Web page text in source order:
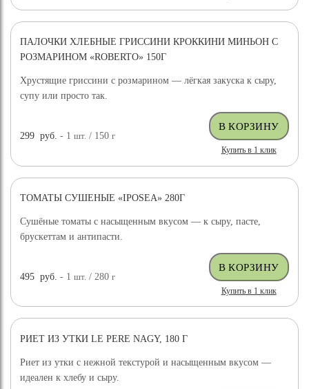
ПАЛОЧКИ ХЛЕБНЫЕ ГРИССИНИ КРОККИНИ МИНЬОН С
РОЗМАРИНОМ «ROBERTO» 150Г
Хрустящие гриссини с розмарином — лёгкая закуска к сыру,
супу или просто так.
299 руб. - 1шт. / 150г
Купить в 1 клик
ТОМАТЫ СУШЕНЫЕ «IPOSEA» 280Г
Сушёные томаты с насыщенным вкусом — к сыру, пасте,
брускеттам и антипасти.
495 руб. - 1шт. / 280г
Купить в 1 клик
РИЕТ ИЗ УТКИ LE PERE NAGY, 180 Г
Риет из утки с нежной текстурой и насыщенным вкусом —
идеален к хлебу и сыру.